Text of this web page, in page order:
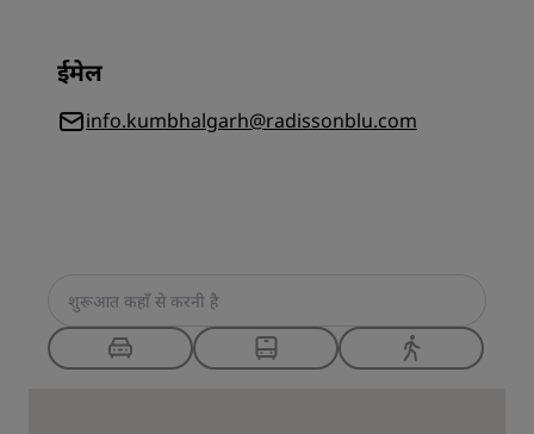
ईमेल
info.kumbhalgarh@radissonblu.com